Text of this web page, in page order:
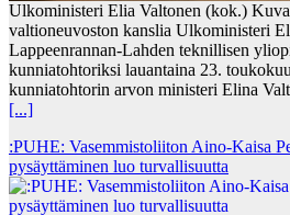
Ulkoministeri Elia Valtonen (kok.)
valtioneuvoston kanslia Ulkoministeri
Lappeenrannan-Lahden teknillisen
kunniatohtoriksi lauantaina 23.
kunniatohtorin arvon ministeri Elina
[...]
:PUHE: Vasemmistoliiton Aino-Kaisa
pysäyttäminen luo turvallisuutta